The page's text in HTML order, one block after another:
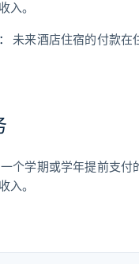
入。
未来酒店住宿的付款在
个学期或学年提前支付
入。
English